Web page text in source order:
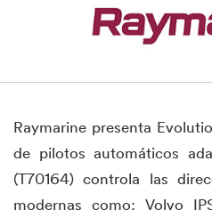
Raymarine presenta
de pilotos automáticos
(T70164) controla las
modernas como: Volvo